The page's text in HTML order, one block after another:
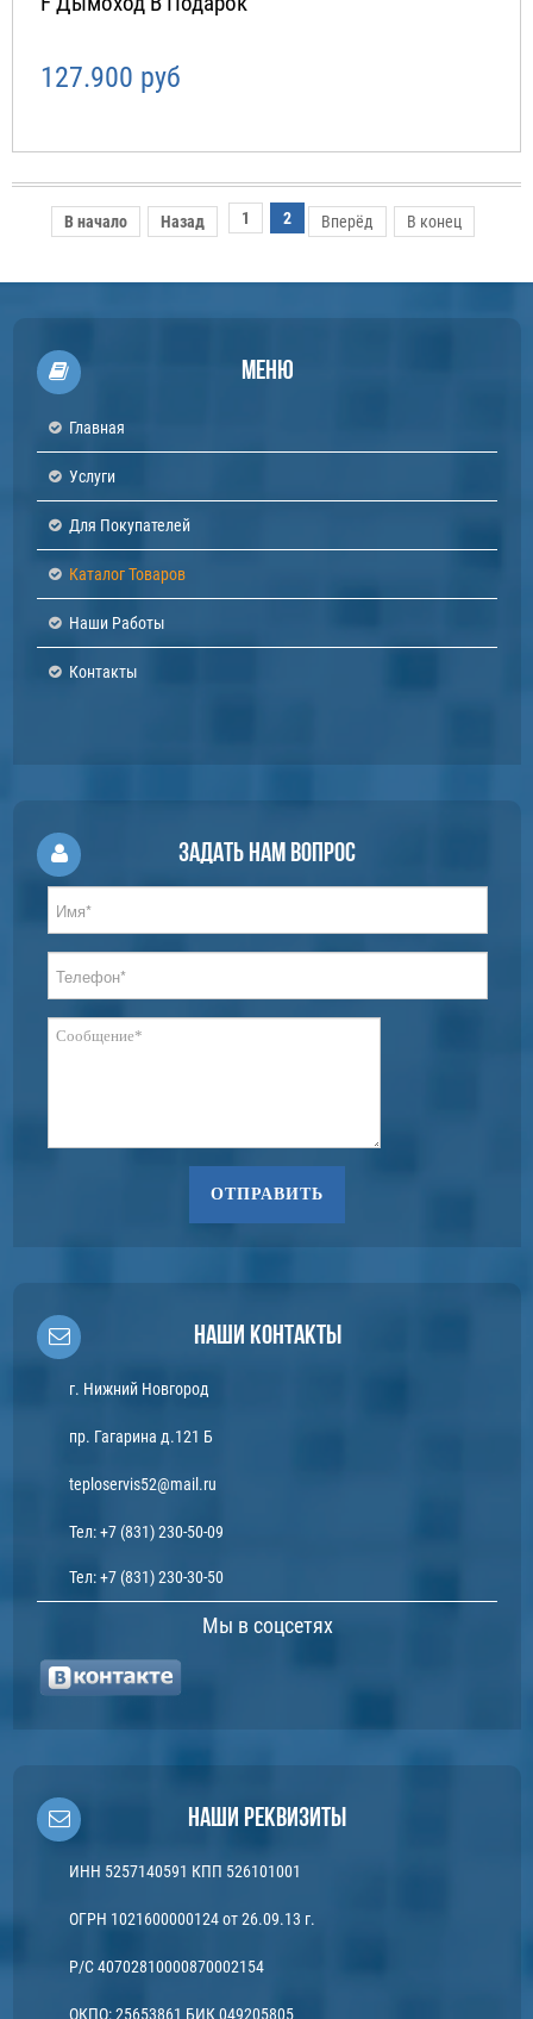
127.900 руб
В начало Назад 1 2 Вперёд В конец
Меню
Главная
Услуги
Для Покупателей
Каталог Товаров
Наши Работы
Контакты
Задать нам вопрос
ОТПРАВИТЬ
Наши контакты
г. Нижний Новгород
пр. Гагарина д.121 Б
teploservis52@mail.ru
Тел:+7 (831) 230-50-09
Тел:+7 (831) 230-30-50
Мы в соцсетях
Наши реквизиты
ИНН 5257140591 КПП 526101001
ОГРН 1021600000124 от 26.09.13 г.
Р/С 40702810000870002154
ОКПО: 25653861 БИК 049205805